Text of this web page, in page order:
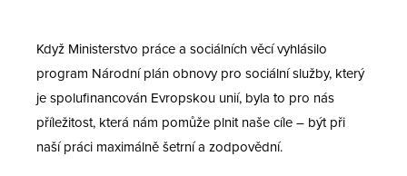
Když Ministerstvo práce a sociálních věcí vyhlásilo
program Národní plán obnovy pro sociální služby, který
je spolufinancován Evropskou unií, byla to pro nás
příležitost, která nám pomůže plnit naše cíle – být při
naší práci maximálně šetrní a zodpovědní.